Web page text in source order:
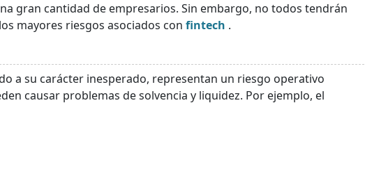
gran cantidad de empresarios. Sin embargo, no todos tendrán
mayores riesgos asociados con fintech .
a su carácter inesperado, representan un riesgo operativo
causar problemas de solvencia y liquidez. Por ejemplo, el